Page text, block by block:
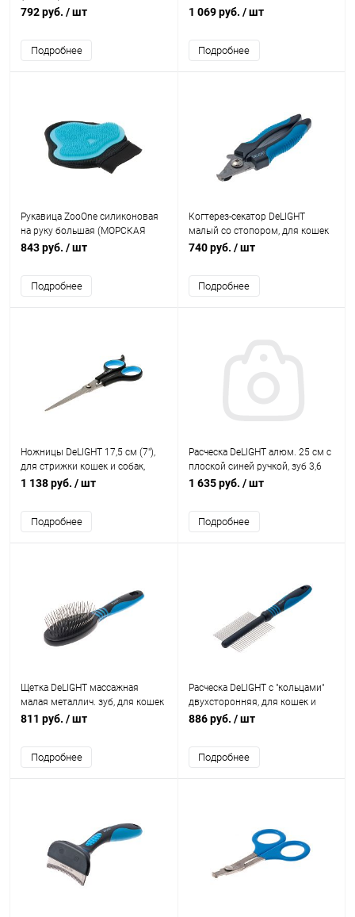
собак
792 руб. / шт
Подробнее
концами (полотно 4,5 см)
1 069 руб. / шт
Подробнее
Рукавица ZooOne силиконовая
на руку большая (МОРСКАЯ
ВОЛНА)
843 руб. / шт
Подробнее
Когтерез-секатор DeLIGHT
малый со стопором, для кошек
и собак мелк./сред. пород
740 руб. / шт
Подробнее
Ножницы DeLIGHT 17,5 см (7"),
для стрижки кошек и собак,
(полотно 6,5 см)
1 138 руб. / шт
Подробнее
Расческа DeLIGHT алюм. 25 см с
плоской синей ручкой, зуб 3,6
см
1 635 руб. / шт
Подробнее
Щетка DeLIGHT массажная
малая металлич. зуб, для кошек
и собак
811 руб. / шт
Подробнее
Расческа DeLIGHT с "кольцами"
двухсторонняя, для кошек и
собак
886 руб. / шт
Подробнее